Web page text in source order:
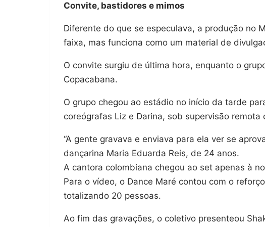
Convite, bastidores e mimos
Diferente do que se especulava, a produção no
faixa, mas funciona como um material de
O convite surgiu de última hora, enquanto o
Copacabana.
O grupo chegou ao estádio no início da tarde
coreógrafas Liz e Darina, sob supervisão remota
“A gente gravava e enviava para ela ver se
dançarina Maria Eduarda Reis, de 24 anos.
A cantora colombiana chegou ao set apenas à
Para o vídeo, o Dance Maré contou com o
totalizando 20 pessoas.
Ao fim das gravações, o coletivo presenteou